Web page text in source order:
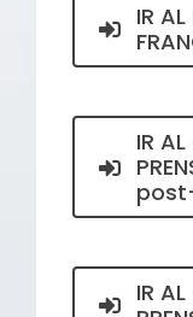
IR
IR
IR